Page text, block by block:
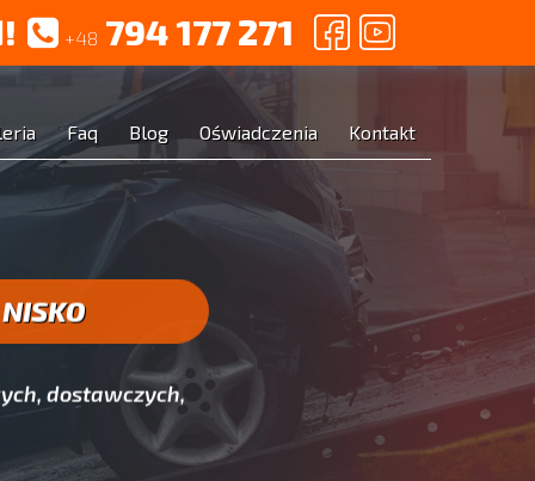
+48 794 177 271
Faq Blog Oświadczenia Kontakt
dostawczych,